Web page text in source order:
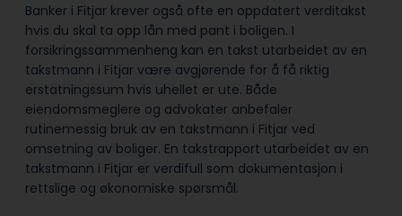
Banker i Fitjar krever også ofte en oppdatert verditakst
hvis du skal ta opp lån med pant i boligen. I
forsikringssammenheng kan en takst utarbeidet av en
takstmann i Fitjar være avgjørende for å få riktig
erstatningssum hvis uhellet er ute. Både
eiendomsmeglere og advokater anbefaler
rutinemessig bruk av en takstmann i Fitjar ved
omsetning av boliger. En takstrapport utarbeidet av en
takstmann i Fitjar er verdifull som dokumentasjon i
rettslige og økonomiske spørsmål.